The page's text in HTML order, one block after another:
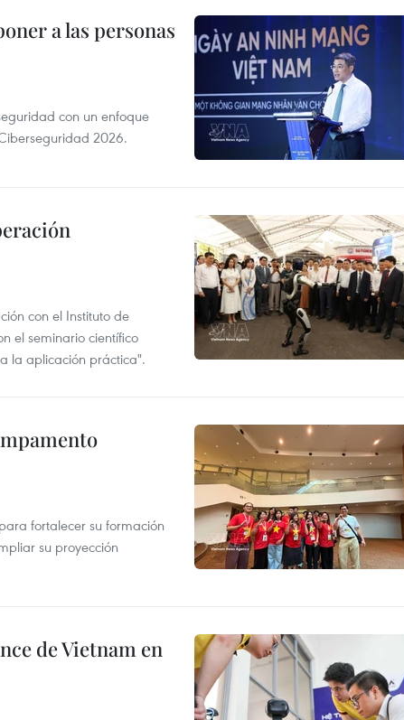
a las personas
con un enfoque
2026.
con el Instituto de
el seminario científico
la aplicación práctica".
fortalecer su formación
su proyección
de Vietnam en